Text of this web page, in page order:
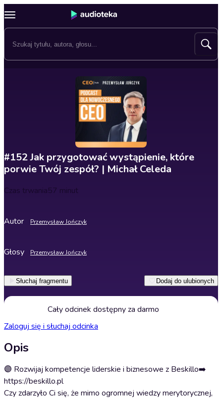
#152 Jak przygotować wystąpienie, które
porwie Twój zespół? | Michał Celeda
Czas trwania57 minut
Autor Przemysław Jończyk
Głosy Przemysław Jończyk
Słuchaj fragmentu Dodaj do ulubionych
Cały odcinek dostępny za darmo
Zaloguj się i słuchaj odcinka
Opis
🟣 Rozwijaj kompetencje liderskie i biznesowe z Beskillo➡️
https://beskillo.pl
Czy zdarzyło Ci się, że mimo ogromnej wiedzy merytorycznej,